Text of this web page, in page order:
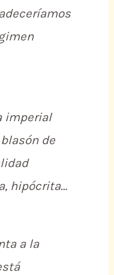
imperial
de
hipócrita…
a la